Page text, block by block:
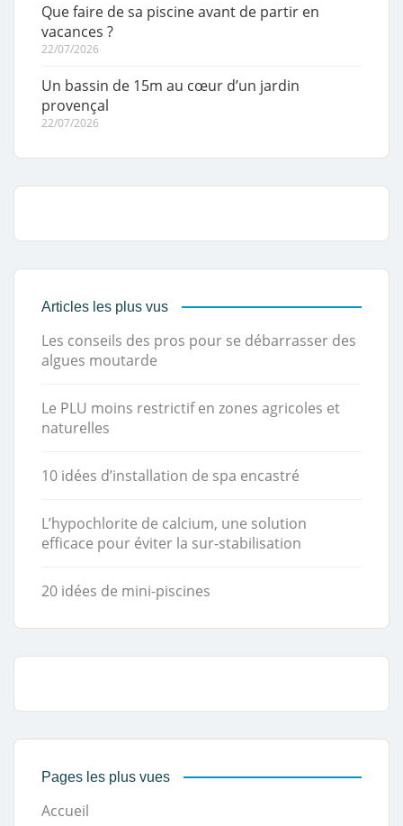
Que faire de sa piscine avant de partir en
vacances ?
22/07/2026
Un bassin de 15m au cœur d’un jardin
provençal
22/07/2026
Articles les plus vus
Les conseils des pros pour se débarrasser des
algues moutarde
Le PLU moins restrictif en zones agricoles et
naturelles
10 idées d’installation de spa encastré
L’hypochlorite de calcium, une solution
efficace pour éviter la sur-stabilisation
20 idées de mini-piscines
Pages les plus vues
Accueil